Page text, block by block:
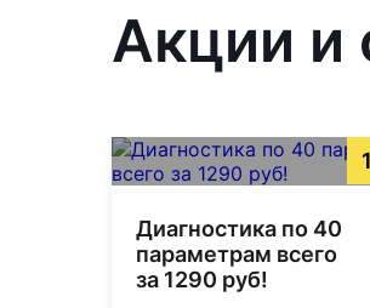
Акции и
Диагностика по 40
параметрам всего
за 1290 руб!